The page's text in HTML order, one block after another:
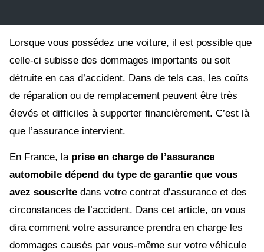
Lorsque vous possédez une voiture, il est possible que
celle-ci subisse des dommages importants ou soit
détruite en cas d’accident. Dans de tels cas, les coûts
de réparation ou de remplacement peuvent être très
élevés et difficiles à supporter financièrement. C’est là
que l’assurance intervient.
En France, la prise en charge de l’assurance
automobile dépend du type de garantie que vous
avez souscrite dans votre contrat d’assurance et des
circonstances de l’accident. Dans cet article, on vous
dira comment votre assurance prendra en charge les
dommages causés par vous-même sur votre véhicule